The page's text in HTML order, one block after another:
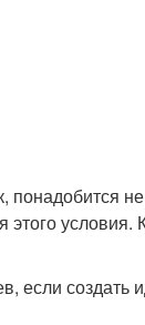
понадобится
условия.
если создать